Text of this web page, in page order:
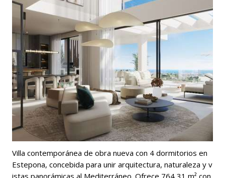
Villa contemporánea de obra nueva con 4 dormitorios en
Estepona, concebida para unir arquitectura, naturaleza y v
istas panorámicas al Mediterráneo. Ofrece 764,31 m² con